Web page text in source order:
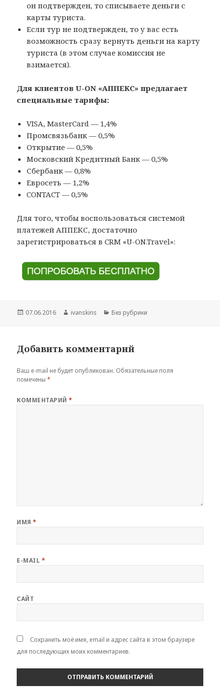
он подтвержден, то списываете деньги с
карты туриста.
Если тур не подтвержден, то у вас есть
возможность сразу вернуть деньги на карту
туриста (в этом случае комиссия не
взимается).
Для клиентов U-ON «АППЕКС» предлагает
специальные тарифы:
VISA, MasterCard — 1,4%
Промсвязьбанк — 0,5%
Открытие — 0,5%
Московский Кредитный Банк — 0,5%
Сбербанк — 0,8%
Евросеть — 1,2%
CONTACT — 0,5%
Для того, чтобы воспользоваться системой
платежей АППЕКС, достаточно
зарегистрироваться в CRM «U-ON.Travel»:
Опубликовано
07.06.2016 Автор
ivanskins Рубрики
Без рубрики
Добавить комментарий
Ваш e-mail не будет опубликован. Обязательные поля
помечены*
КОММЕНТАРИЙ*
ИМЯ*
E-MAIL *
САЙТ
Сохранить моё имя, email и адрес сайта в этом браузере
для последующих моих комментариев.